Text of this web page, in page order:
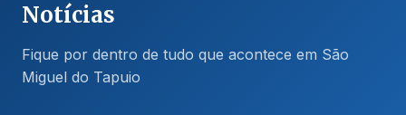
Notícias
Fique por dentro de tudo que acontece em São
Miguel do Tapuio